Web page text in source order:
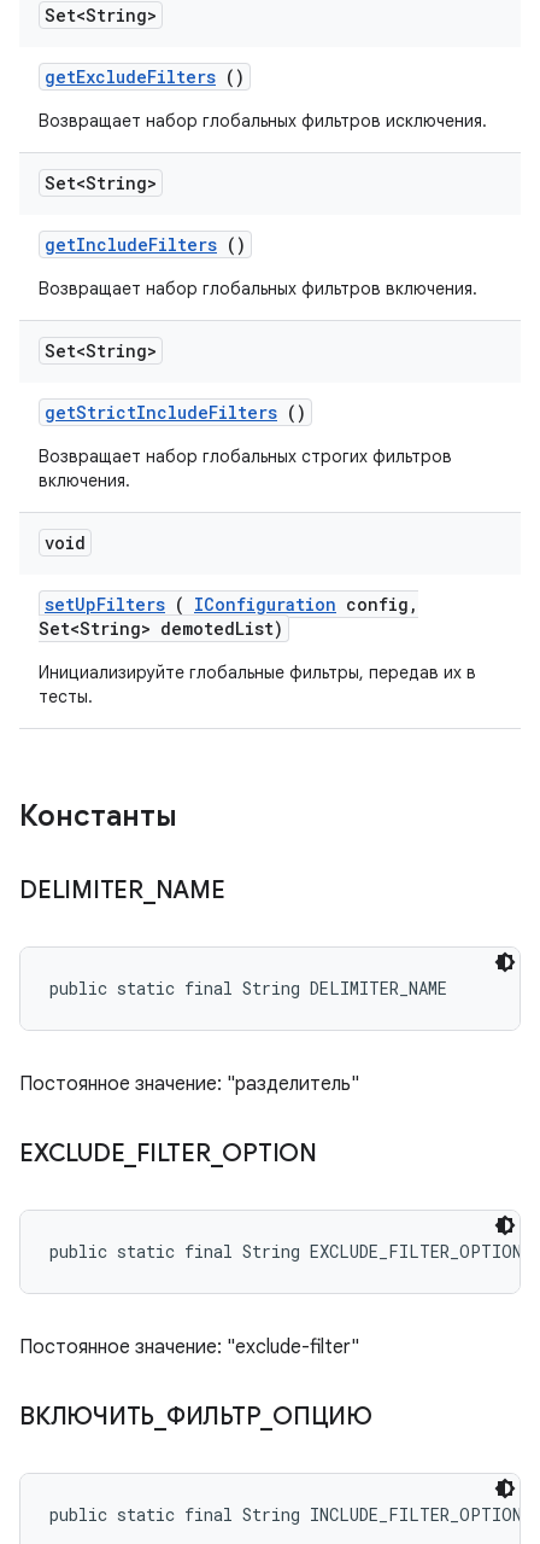
Set<String>
getExcludeFilters ()
Возвращает набор глобальных фильтров исключения.
Set<String>
getIncludeFilters ()
Возвращает набор глобальных фильтров включения.
Set<String>
getStrictIncludeFilters ()
Возвращает набор глобальных строгих фильтров
включения.
void
setUpFilters ( IConfiguration config ,
Set<String> demotedList)
Инициализируйте глобальные фильтры, передав их в
тесты.
Константы
DELIMITER_ NAME
public static final String DELIMITER_NAME
Постоянное значение: "разделитель"
EXCLUDE FILTER_ OPTION
public static final String EXCLUDE_FILTER_OPTION
Постоянное значение: "exclude-filter"
ВКЛЮЧИТЬ ФИЛЬТР ОПЦИЮ
public static final String INCLUDE_FILTER_OPTION